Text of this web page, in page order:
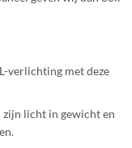
verlichting met deze
zijn licht in gewicht en